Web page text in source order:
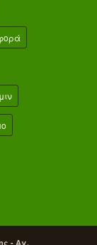
- Αγ.